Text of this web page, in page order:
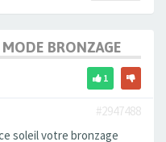
BRONZAGE
1
#2947488
soleil votre bronzage